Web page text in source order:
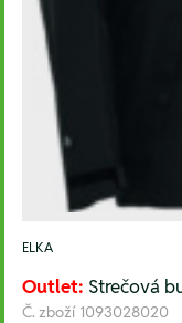
ELKA
Outlet: Strečová
Č. zboží 1093028020